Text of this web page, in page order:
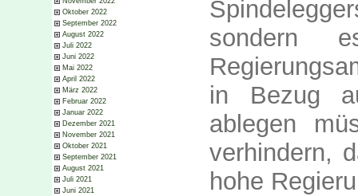
Oktober 2022
September 2022
August 2022
Juli 2022
Juni 2022
Mai 2022
April 2022
März 2022
Februar 2022
Januar 2022
Dezember 2021
November 2021
Oktober 2021
September 2021
August 2021
Juli 2021
Juni 2021
sondern
in Bezug
ablegen
verhindern,
hohe